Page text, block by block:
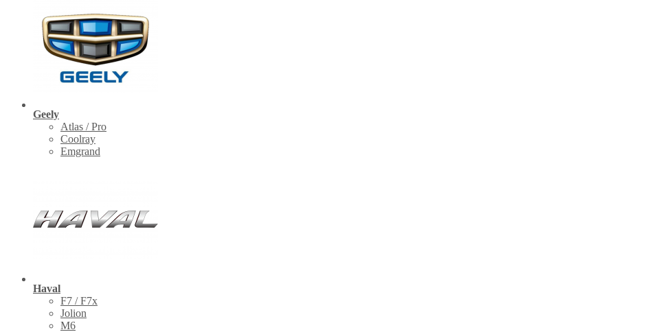
Geely
Atlas / Pro
Coolray
Emgrand
Haval
F7 / F7x
Jolion
M6